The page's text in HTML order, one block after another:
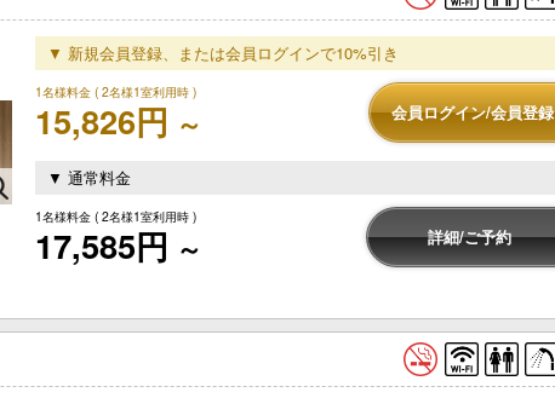
▼ 新規会員登録、または会員ログインで10%引き
1名様料金 ( 2名様1室利用時 )
15,826円 ～ 会員ログイン/会員登録
▼ 通常料金
1名様料金 ( 2名様1室利用時 )
17,585円 ～ 詳細/ご予約